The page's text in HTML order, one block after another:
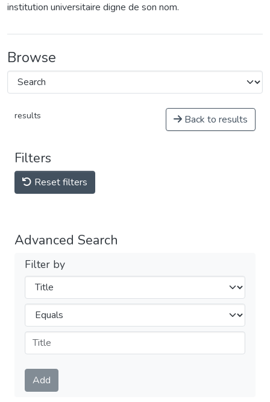
institution universitaire digne de son nom.
Browse
results Back to results
Filters
Reset filters
Advanced Search
Filter by
Filters
Operators
Submit
Add